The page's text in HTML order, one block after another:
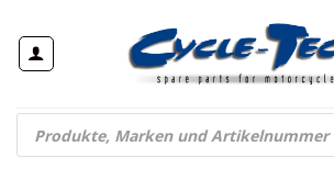
Inhalt
springen
Products
search